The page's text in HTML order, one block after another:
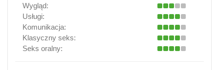
Wygląd:
Usługi:
Komunikacja:
Klasyczny seks:
Seks oralny: